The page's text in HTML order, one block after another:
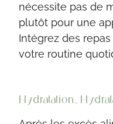
nécessite pas de
plutôt pour une
Intégrez des
votre routine
Hydratation,